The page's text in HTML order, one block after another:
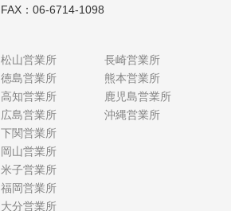
：06-6714-1098
松山営業所
徳島営業所
高知営業所
広島営業所
下関営業所
岡山営業所
米子営業所
福岡営業所
大分営業所
長崎営業所
熊本営業所
鹿児島営業所
沖縄営業所